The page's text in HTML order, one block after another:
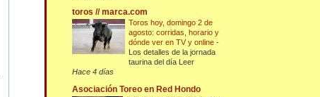
toros // marca.com
Toros hoy, domingo 2 de
agosto: corridas, horario y
dónde ver en TV y online-
Los detalles de la jornada
taurina del día Leer
Hace 4 días
Asociación Toreo en Red Hondo